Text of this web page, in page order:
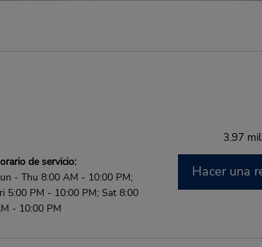
3.97
de servicio:
- Thu 8:00 AM - 10:00 PM;
5:00 PM - 10:00 PM; Sat 8:00
- 10:00 PM
Hacer una